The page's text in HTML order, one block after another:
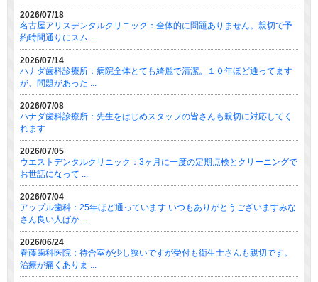
2026/07/18
名古屋アリスデンタルクリニック：全体的に問題ありません。親切で予
約時間通りにスム ...
2026/07/14
ハナダ歯科診療所：病院全体とても綺麗で清潔。１０年ほど通ってます
が、問題があった ...
2026/07/08
ハナダ歯科診療所：先生をはじめスタッフの皆さんも親切に対応してく
れます
2026/07/05
ウエストデンタルクリニック：3ヶ月に一度の定期点検とクリーニングで
お世話になって ...
2026/07/04
アップル歯科：25年ほど通っています いつもありがとうございますみな
さん良い人ばか ...
2026/06/24
春藤歯科医院：待合室が少し狭いですが受付も衛生士さんも親切です。
治療が痛くありま ...